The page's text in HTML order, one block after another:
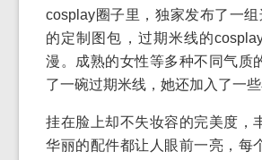
cosplay圈子里，独家发布了一
的定制图包，过期米线的
漫。成熟的女性等多种不同气质
了一碗过期米线，她还加入了一些
挂在脸上却不失妆容的完美度，
华丽的配件都让人眼前一亮，每